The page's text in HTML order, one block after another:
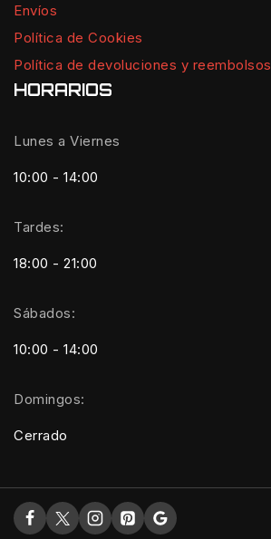
Envíos
Política de Cookies
Política de devoluciones y reembolsos
HORARIOS
Lunes a Viernes
10:00 - 14:00
Tardes:
18:00 - 21:00
Sábados:
10:00 - 14:00
Domingos:
Cerrado